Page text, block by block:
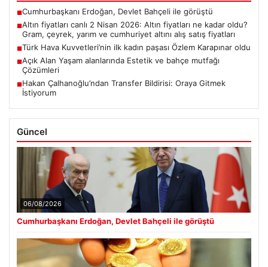
■Cumhurbaşkanı Erdoğan, Devlet Bahçeli ile görüştü
■Altın fiyatları canlı 2 Nisan 2026: Altın fiyatları ne kadar oldu?
Gram, çeyrek, yarım ve cumhuriyet altını alış satış fiyatları
■Türk Hava Kuvvetleri’nin ilk kadın paşası Özlem Karapınar oldu
■Açık Alan Yaşam alanlarında Estetik ve bahçe mutfağı
Çözümleri
■Hakan Çalhanoğlu’ndan Transfer Bildirisi: Oraya Gitmek
İstiyorum
Güncel
06/08/2026
Cumhurbaşkanı Erdoğan, Devlet Bahçeli ile görüştü